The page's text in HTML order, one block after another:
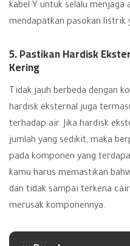
kabel Y untuk selalu menjaga
mendapatkan pasokan listrik
5. Pastikan Hardisk
Kering
Tidak jauh berbeda dengan
hardisk eksternal juga
terhadap air. Jika hardisk
jumlah yang sedikit, maka
pada komponen yang
kamu harus memastikan
dan tidak sampai terkena
merusak komponennya.